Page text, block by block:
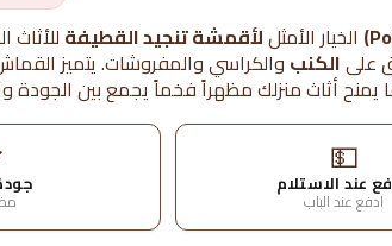
الخيار الأمثللأقمشة تنجيد القطيفة
علىالكنب والكراسي والمفروشات. يتميز
يمنح أثاث منزلك مظهراً فخماً يجمع بين الجودة
💵
عند الاستلام
ادفع عند الباب